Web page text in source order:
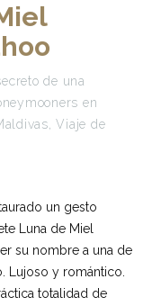
de una
en
,Viaje de
un gesto
Luna de Miel
su nombre a una de
Lujoso y romántico.
totalidad de